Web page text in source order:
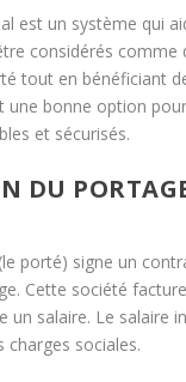
est un système qui
considérés comme
tout en bénéficiant
une bonne option
et sécurisés.
DU
porté) signe un
Cette société
un salaire. Le salaire
charges sociales.